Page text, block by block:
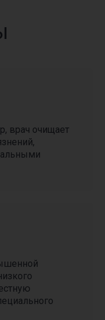
врач очищает